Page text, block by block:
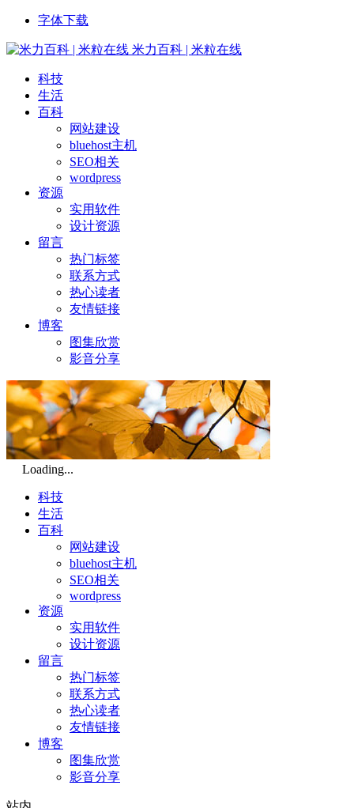
字体下载
米力百科 | 米粒在线
科技
生活
百科
网站建设
bluehost主机
SEO相关
wordpress
资源
实用软件
设计资源
留言
热门标签
联系方式
热心读者
友情链接
博客
图集欣赏
影音分享
Loading...
科技
生活
百科
网站建设
bluehost主机
SEO相关
wordpress
资源
实用软件
设计资源
留言
热门标签
联系方式
热心读者
友情链接
博客
图集欣赏
影音分享